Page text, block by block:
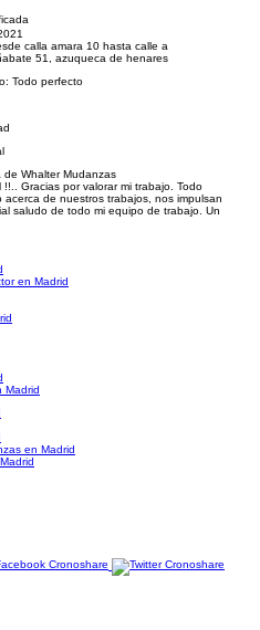
calla amara 10 hasta calle a
51, azuqueca de henares
Todo perfecto
de Whalter Mudanzas
!!.. Gracias por valorar mi trabajo. Todo
acerca de nuestros trabajos, nos impulsan
saludo de todo mi equipo de trabajo. Un
en Madrid
Madrid
en Madrid